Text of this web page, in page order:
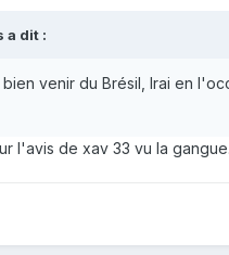
a dit :
venir du Brésil, Irai en
l'avis de xav 33 vu la gangue.